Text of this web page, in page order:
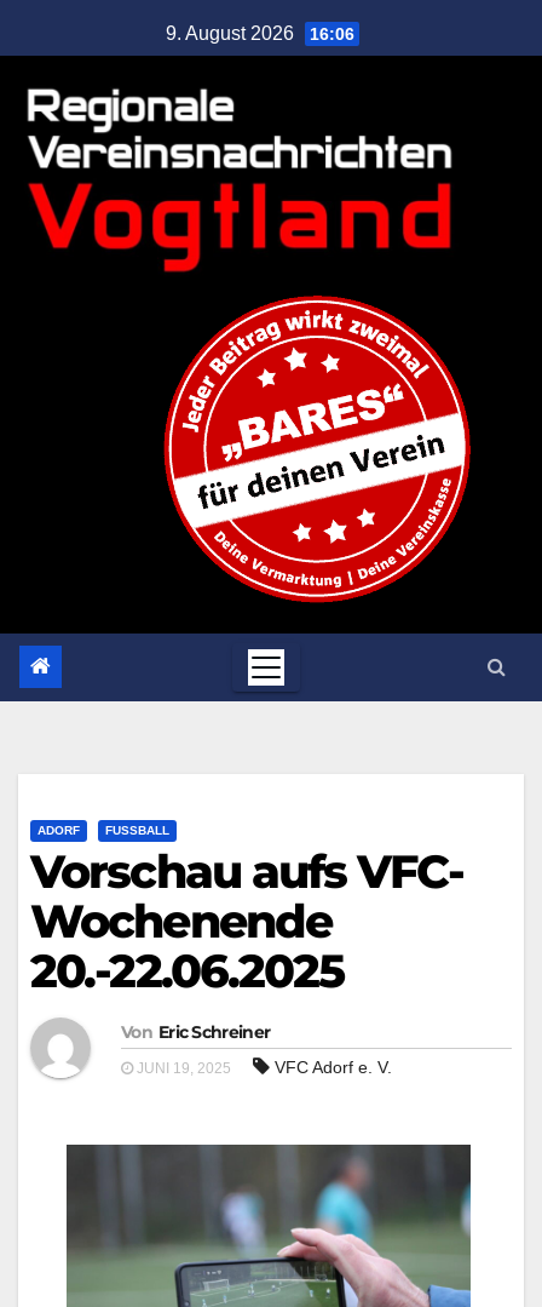
9. August 2026 16:06
ADORF FUSSBALL
Vorschau aufs VFC-
Wochenende
20.-22.06.2025
Von Eric Schreiner
JUNI 19, 2025 VFC Adorf e. V.